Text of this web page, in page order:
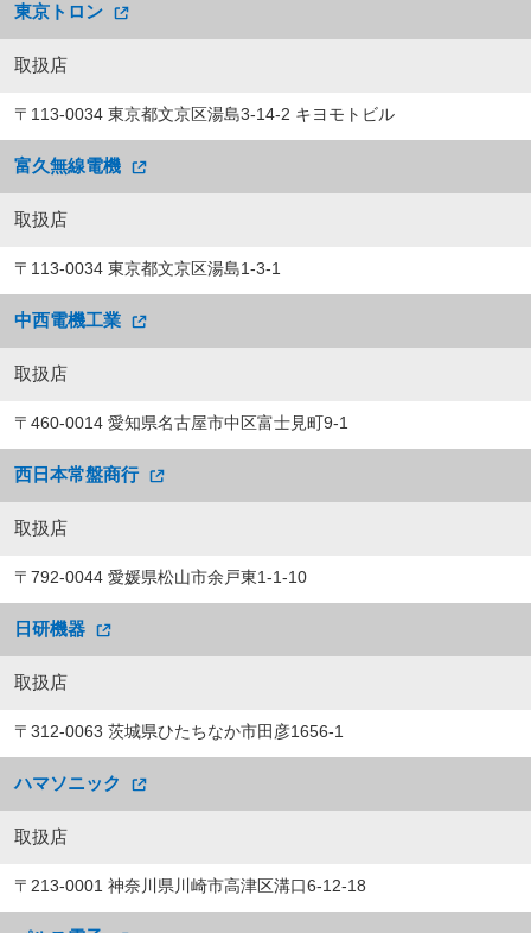
東京トロン
取扱店
〒113-0034 東京都文京区湯島3-14-2 キヨモトビル
富久無線電機
取扱店
〒113-0034 東京都文京区湯島1-3-1
中西電機工業
取扱店
〒460-0014 愛知県名古屋市中区富士見町9-1
西日本常盤商行
取扱店
〒792-0044 愛媛県松山市余戸東1-1-10
日研機器
取扱店
〒312-0063 茨城県ひたちなか市田彦1656-1
ハマソニック
取扱店
〒213-0001 神奈川県川崎市高津区溝口6-12-18